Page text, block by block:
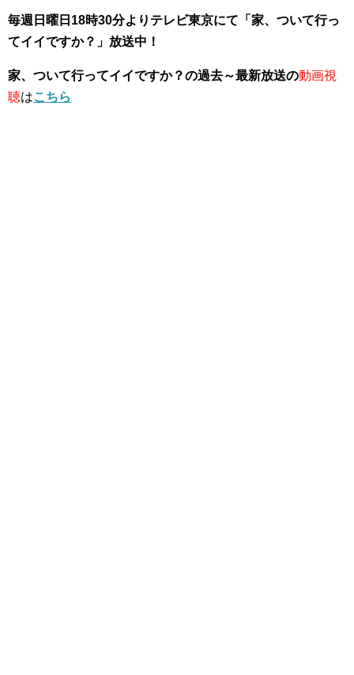
毎週日曜日18時30分よりテレビ東京にて「家、ついて行っ
てイイですか？」放送中 ！
家、ついて行ってイイですか？の過去～最新放送の動画視
聴はこちら